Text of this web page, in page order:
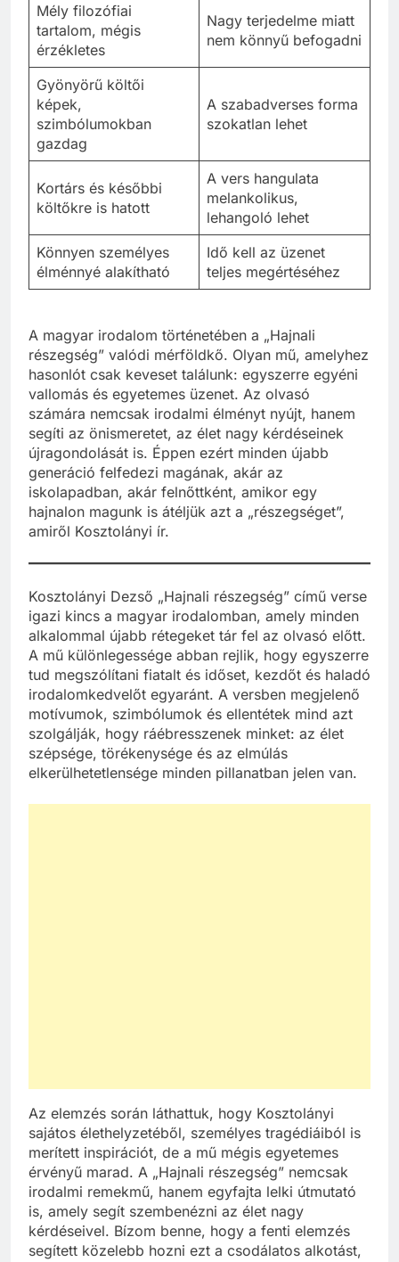
Mély filozófiai
tartalom, mégis
érzékletes
Nagy terjedelme miatt
nem könnyű befogadni
Gyönyörű költői
képek,
szimbólumokban
gazdag
A szabadverses forma
szokatlan lehet
Kortárs és későbbi
költőkre is hatott
A vers hangulata
melankolikus,
lehangoló lehet
Könnyen személyes
élménnyé alakítható
Idő kell az üzenet
teljes megértéséhez
A magyar irodalom történetében a „Hajnali
részegség” valódi mérföldkő. Olyan mű, amelyhez
hasonlót csak keveset találunk: egyszerre egyéni
vallomás és egyetemes üzenet. Az olvasó
számára nemcsak irodalmi élményt nyújt, hanem
segíti az önismeretet, az élet nagy kérdéseinek
újragondolását is. Éppen ezért minden újabb
generáció felfedezi magának, akár az
iskolapadban, akár felnőttként, amikor egy
hajnalon magunk is átéljük azt a „részegséget”,
amiről Kosztolányi ír.
Kosztolányi Dezső „Hajnali részegség” című verse
igazi kincs a magyar irodalomban, amely minden
alkalommal újabb rétegeket tár fel az olvasó előtt.
A mű különlegessége abban rejlik, hogy egyszerre
tud megszólítani fiatalt és időset, kezdőt és haladó
irodalomkedvelőt egyaránt. A versben megjelenő
motívumok, szimbólumok és ellentétek mind azt
szolgálják, hogy ráébresszenek minket: az élet
szépsége, törékenysége és az elmúlás
elkerülhetetlensége minden pillanatban jelen van.
Az elemzés során láthattuk, hogy Kosztolányi
sajátos élethelyzetéből, személyes tragédiáiból is
merített inspirációt, de a mű mégis egyetemes
érvényű marad. A „Hajnali részegség” nemcsak
irodalmi remekmű, hanem egyfajta lelki útmutató
is, amely segít szembenézni az élet nagy
kérdéseivel. Bízom benne, hogy a fenti elemzés
segített közelebb hozni ezt a csodálatos alkotást,